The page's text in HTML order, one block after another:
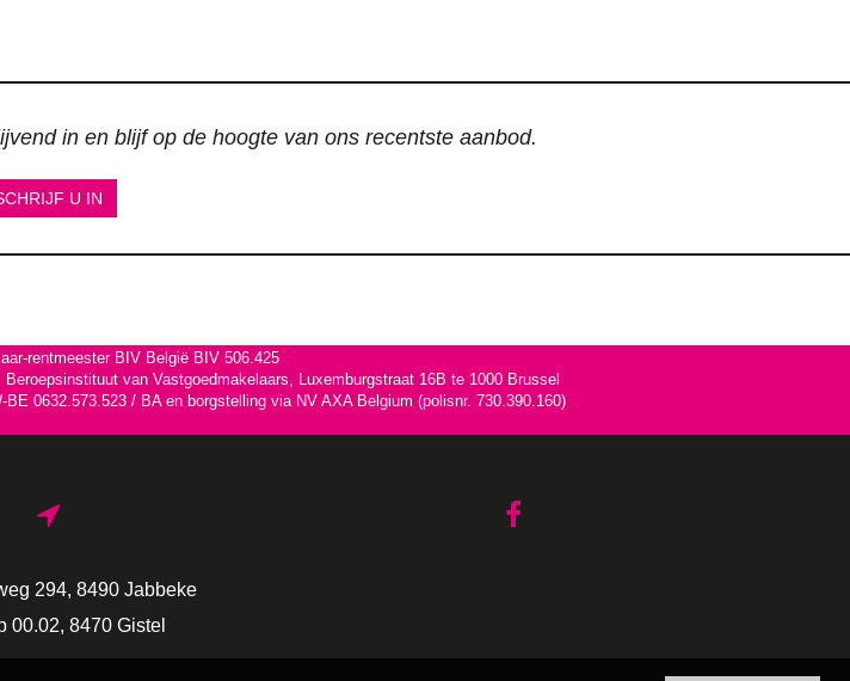
in en blijf op de hoogte van ons recentste aanbod.
U IN
rentmeester BIV België BIV 506.425
van Vastgoedmakelaars, Luxemburgstraat 16B te 1000 Brussel
BE 0632.573.523 / BA en borgstelling via NV AXA Belgium (polisnr. 730.390.160)
294, 8490 Jabbeke
00.02, 8470 Gistel